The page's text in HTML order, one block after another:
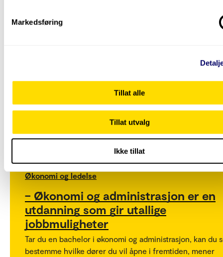
Markedsføring
Tillat alle
Tillat utvalg
Ikke tillat
Økonomi og ledelse
– Økonomi og administrasjon er en
utdanning som gir utallige
jobbmuligheter
Tar du en bachelor i økonomi og administrasjon, kan du
bestemme hvilke dører du vil åpne i fremtiden, mener